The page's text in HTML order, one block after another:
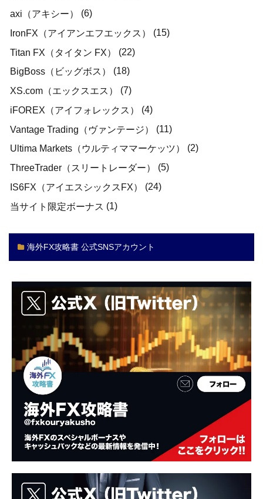
axi（アキシー）
(6)
IronFX（アイアンエフエックス）
(15)
Titan FX（タイタン FX）
(22)
BigBoss（ビッグボス）
(18)
XS.com（エックスエス）
(7)
iFOREX（アイフォレックス）
(4)
Vantage Trading（ヴァンテージ）
(11)
Ultima Markets（ウルティママーケッツ）
(2)
ThreeTrader（スリートレーダー）
(5)
IS6FX（アイエスシックスFX）
(24)
当サイト限定ボーナス (1)
海外FX攻略書 公式SNSアカウント